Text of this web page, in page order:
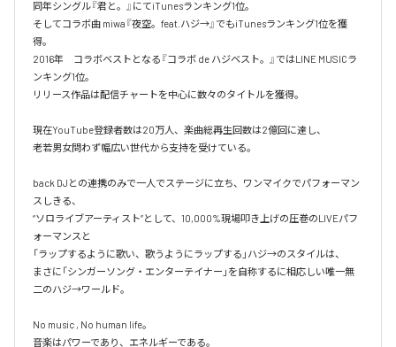
同年シングル『君と。』にてiTunesランキング1位。
そしてコラボ曲 miwa『夜空。feat.ハジ→』でもiTunesランキング1位を獲
得。
2016年　コラボベストとなる『コラボ de ハジベスト。』ではLINE MUSICラ
ンキング1位。
リリース作品は配信チャートを中心に数々のタイトルを獲得。
現在YouTube登録者数は20万人、楽曲総再生回数は2億回に達し、
老若男女問わず幅広い世代から支持を受けている。
back DJとの連携のみで一人でステージに立ち、ワンマイクでパフォーマン
スしきる、
“ソロライブアーティスト”として、10,000%現場叩き上げの圧巻のLIVEパフ
ォーマンスと
「ラップするように歌い、歌うようにラップする」ハジ→のスタイルは、
まさに「シンガーソング・エンターテイナー」を自称するに相応しい唯一無
二のハジ→ワールド。
No music , No human life。
音楽はパワーであり、エネルギーである。